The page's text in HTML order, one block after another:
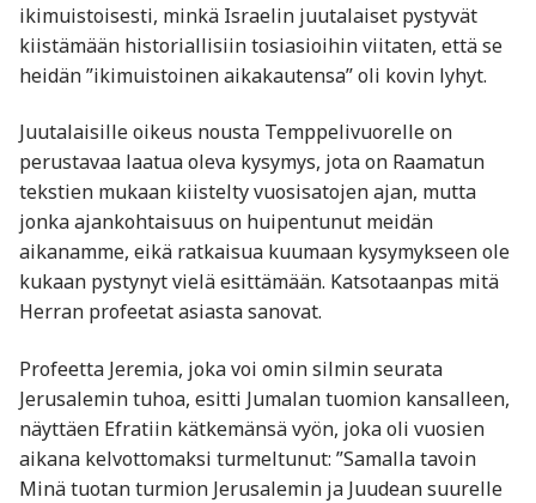
ikimuistoisesti, minkä Israelin juutalaiset pystyvät
kiistämään historiallisiin tosiasioihin viitaten, että se
heidän ”ikimuistoinen aikakautensa” oli kovin lyhyt.
Juutalaisille oikeus nousta Temppelivuorelle on
perustavaa laatua oleva kysymys, jota on Raamatun
tekstien mukaan kiistelty vuosisatojen ajan, mutta
jonka ajankohtaisuus on huipentunut meidän
aikanamme, eikä ratkaisua kuumaan kysymykseen ole
kukaan pystynyt vielä esittämään. Katsotaanpas mitä
Herran profeetat asiasta sanovat.
Profeetta Jeremia, joka voi omin silmin seurata
Jerusalemin tuhoa, esitti Jumalan tuomion kansalleen,
näyttäen Efratiin kätkemänsä vyön, joka oli vuosien
aikana kelvottomaksi turmeltunut: ”Samalla tavoin
Minä tuotan turmion Jerusalemin ja Juudean suurelle